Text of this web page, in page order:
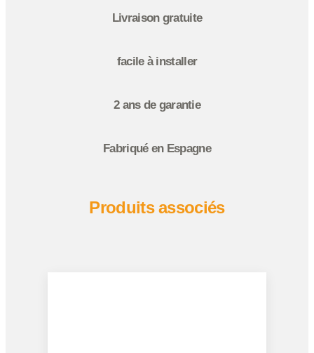
Livraison gratuite
facile à installer
2 ans de garantie
Fabriqué en Espagne
Produits associés